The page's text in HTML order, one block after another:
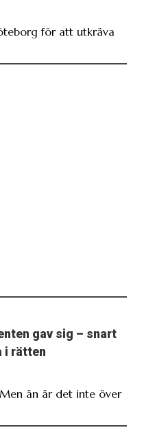
för att utkräva
gav sig – snart
i rätten
än är det inte över